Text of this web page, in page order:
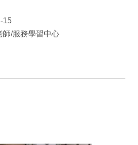
15
師/服務學習中心